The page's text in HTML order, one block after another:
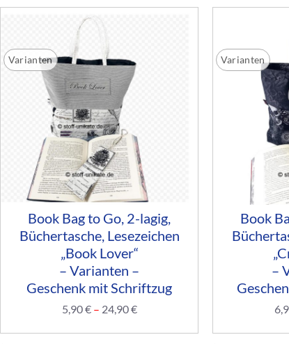
Varianten
Book Bag to Go, 2-lagig,
Büchertasche, Lesezeichen
„Book Lover“
– Varianten –
Geschenk mit Schriftzug
5,90€– 24,90€
Varianten
Book
–